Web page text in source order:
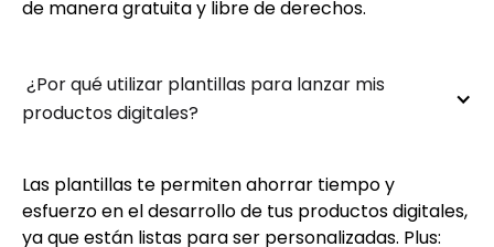
de manera gratuita y libre de derechos.
¿Por qué utilizar plantillas para lanzar mis
productos digitales?
Las plantillas te permiten ahorrar tiempo y
esfuerzo en el desarrollo de tus productos digitales,
ya que están listas para ser personalizadas. Plus: